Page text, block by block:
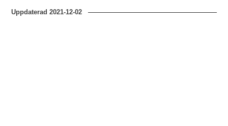
Uppdaterad2021-12-02